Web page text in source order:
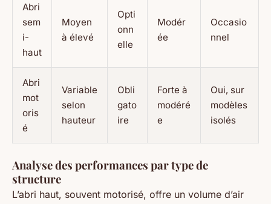
Abri
sem
i-
haut
Moyen
à élevé
Opti
onn
elle
Modér
ée
Occasio
nnel
Abri
mot
oris
é
Variable
selon
hauteur
Obli
gato
ire
Forte à
modéré
e
Oui, sur
modèles
isolés
Analyse des performances par type de
structure
L’abri haut, souvent motorisé, offre un volume d’air